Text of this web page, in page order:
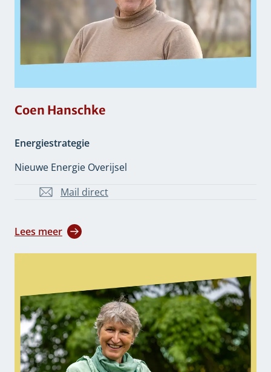
Coen Hanschke
Energiestrategie
Nieuwe Energie Overijsel
Mail direct
CB.Hanschke@overijssel.nl
Lees meer